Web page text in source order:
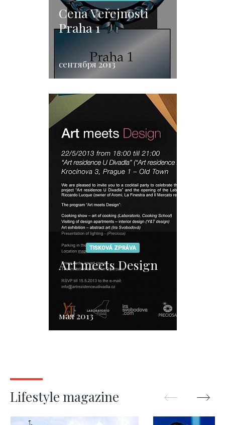
Cena Veřejnosti
Praha 1
сентября 2013
TISKOVÁ ZPRÁVA
Art meets Design
мая 2013
Lifestyle magazine